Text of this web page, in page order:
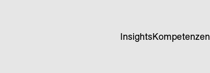
InsightsKompetenzen